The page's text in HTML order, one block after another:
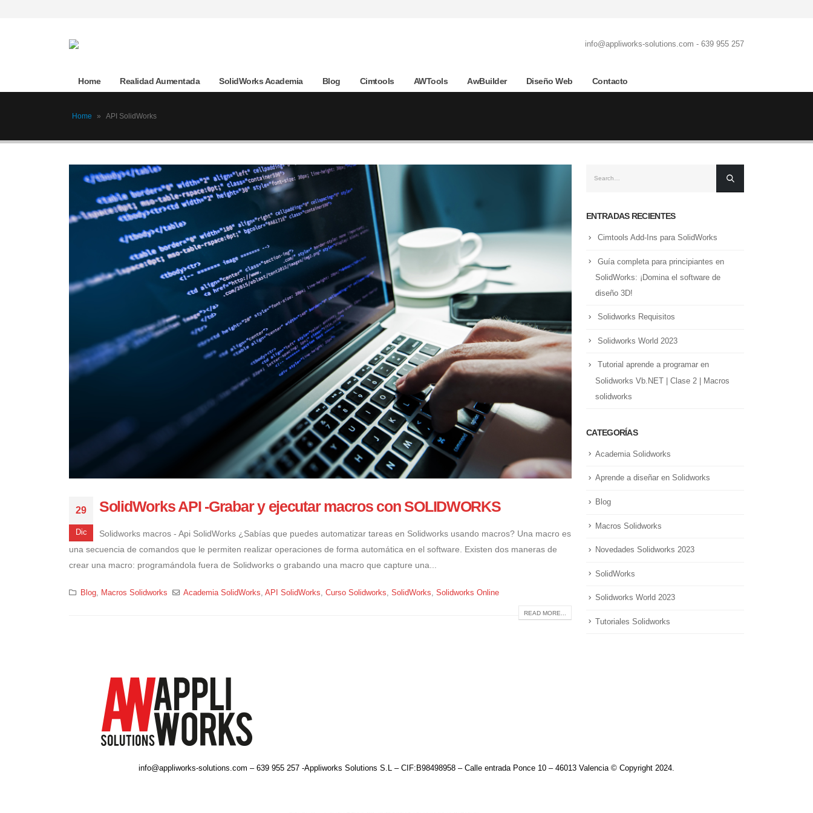
info@appliworks-solutions.com - 639 955 257
Home Realidad Aumentada SolidWorks Academia Blog Cimtools AWTools AwBuilder Diseño Web Contacto
Home » API SolidWorks
29
Dic
SolidWorks API -Grabar y ejecutar macros con SOLIDWORKS
Solidworks macros - Api SolidWorks ¿Sabías que puedes automatizar tareas en Solidworks usando macros? Una macro es
una secuencia de comandos que le permiten realizar operaciones de forma automática en el software. Existen dos maneras de
crear una macro: programándola fuera de Solidworks o grabando una macro que capture una...
Blog, Macros Solidworks Academia SolidWorks,API SolidWorks,Curso Solidworks,SolidWorks,Solidworks Online
READ MORE...
ENTRADAS RECIENTES
Cimtools Add-Ins para SolidWorks
Guía completa para principiantes en
SolidWorks: ¡Domina el software de
diseño 3D!
Solidworks Requisitos
Solidworks World 2023
Tutorial aprende a programar en
Solidworks Vb.NET | Clase 2 | Macros
solidworks
CATEGORÍAS
Academia Solidworks
Aprende a diseñar en Solidworks
Blog
Macros Solidworks
Novedades Solidworks 2023
SolidWorks
Solidworks World 2023
Tutoriales Solidworks
info@appliworks-solutions.com – 639 955 257 -Appliworks Solutions S.L – CIF:B98498958 – Calle entrada Ponce 10 – 46013 Valencia © Copyright 2024.​